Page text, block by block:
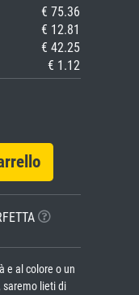
€ 75.36
€ 12.81
€ 42.25
€ 1.12
e al colore o un
saremo lieti di